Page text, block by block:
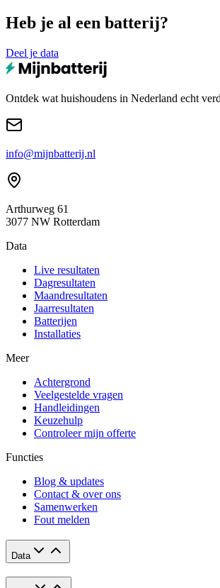
Heb je al een batterij?
Deel je data
Ontdek wat huishoudens in Nederland echt
info@mijnbatterij.nl
Arthurweg 61
3077 NW Rotterdam
Data
Live resultaten
Dagresultaten
Maandresultaten
Jaarresultaten
Batterijen
Installaties
Meer
Achtergrond
Veelgestelde vragen
Handleidingen
Keuzehulp
Controleer mijn offerte
Functies
Blog & updates
Contact & over ons
Samenwerken
Fout melden
Data